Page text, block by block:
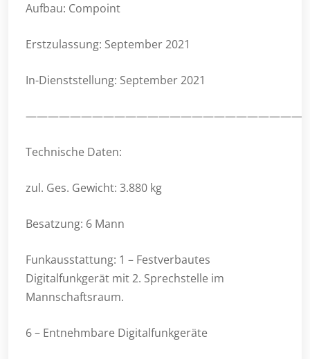
Aufbau: Compoint
Erstzulassung: September 2021
In-Dienststellung: September 2021
—————————————————————————
Technische Daten:
zul. Ges. Gewicht: 3.880 kg
Besatzung: 6 Mann
Funkausstattung: 1 – Festverbautes
Digitalfunkgerät mit 2. Sprechstelle im
Mannschaftsraum.
6 – Entnehmbare Digitalfunkgeräte